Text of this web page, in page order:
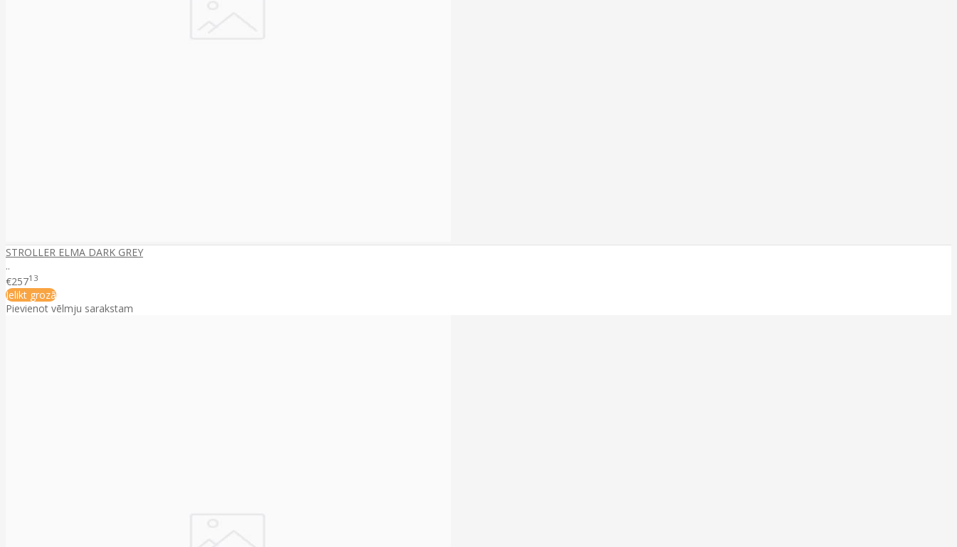
STROLLER ELMA DARK GREY
..
€25713
Ielikt grozā
Pievienot vēlmju sarakstam